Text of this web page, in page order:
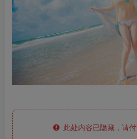
此处内容已隐藏，请